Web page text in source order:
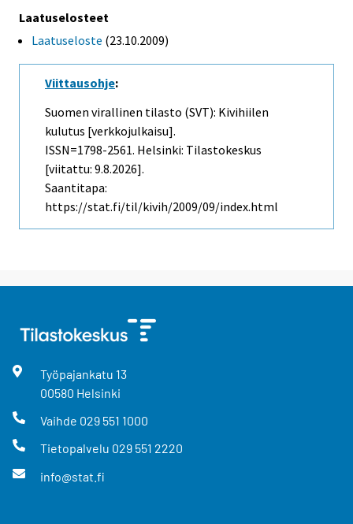
Laatuselosteet
Laatuseloste (23.10.2009)
Viittausohje:
Suomen virallinen tilasto (SVT): Kivihiilen
kulutus [verkkojulkaisu].
ISSN=1798-2561. Helsinki: Tilastokeskus
[viitattu: 9.8.2026].
Saantitapa:
https://stat.fi/til/kivih/2009/09/index.html
Työpajankatu 13
00580 Helsinki
Vaihde 029 551 1000
Tietopalvelu 029 551 2220
info@stat.fi